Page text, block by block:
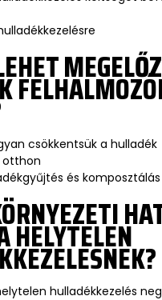
csökkentsük a hulladék
otthon
és
HELYTELEN
hulladékkezelés